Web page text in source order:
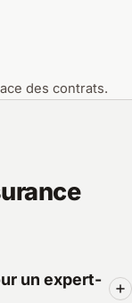
des contrats.
un expert-